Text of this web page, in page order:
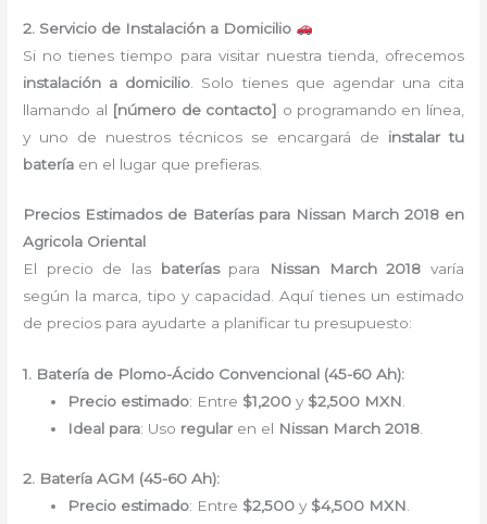
2. Servicio de Instalación a Domicilio
Si no tienes tiempo para visitar nuestra tienda, ofrecemos
instalación a domicilio . Solo tienes que agendar una cita
llamando al [número de contacto] o programando en línea,
y uno de nuestros técnicos se encargará de instalar tu
batería en el lugar que prefieras.
Precios Estimados de Baterías para Nissan March 2018 en
Agricola Oriental
El precio de las bateríaspara Nissan March 2018 varía
según la marca, tipo y capacidad. Aquí tienes un estimado
de precios para ayudarte a planificar tu presupuesto:
1. Batería de Plomo-Ácido Convencional (45-60 Ah):
Precio estimado: Entre $1,200 y $2,500 MXN.
Ideal para: Uso regularen el Nissan March 2018.
2. Batería AGM (45-60 Ah):
Precio estimado: Entre $2,500 y $4,500 MXN